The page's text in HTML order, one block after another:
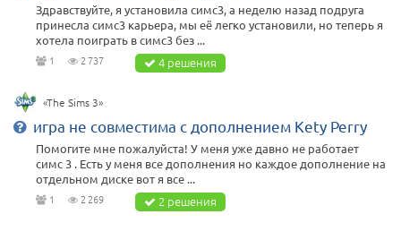
Здравствуйте, я установила симс3, а неделю назад подруга
принесла симс3 карьера, мы её легко установили, но теперь я
хотела поиграть в симс3 без ...
1 2 737 4 решения
«The Sims 3»
игра не совместима с дополнением Kety Perry
Помогите мне пожалуйста! У меня уже давно не работает
симс 3 . Есть у меня все дополнения но каждое дополнение на
отдельном диске вот я все ...
1 2 269 2 решения